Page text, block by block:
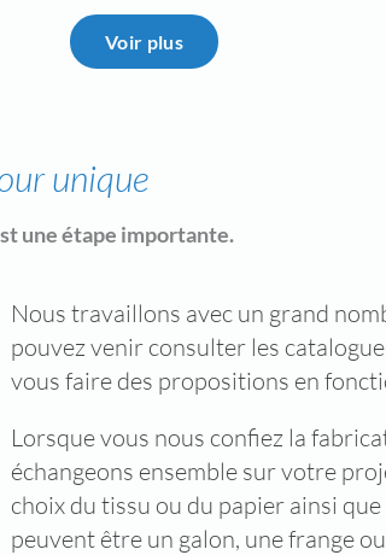
Voir plus
unique
une étape importante.
Nous travaillons avec un grand
pouvez venir consulter les
vous faire des propositions en
Lorsque vous nous confiez la
échangeons ensemble sur votre
choix du tissu ou du papier ainsi
peuvent être un galon, une frange